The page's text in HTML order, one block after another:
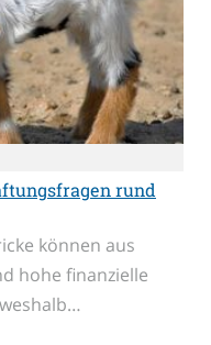
rund
können aus
hohe finanzielle